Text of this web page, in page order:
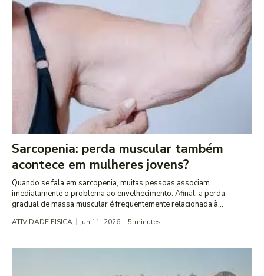
Sarcopenia: perda muscular também
acontece em mulheres jovens?
Quando se fala em sarcopenia, muitas pessoas associam
imediatamente o problema ao envelhecimento. Afinal, a perda
gradual de massa muscular é frequentemente relacionada à...
ATIVIDADE FISICA jun 11, 2026 5 minutes